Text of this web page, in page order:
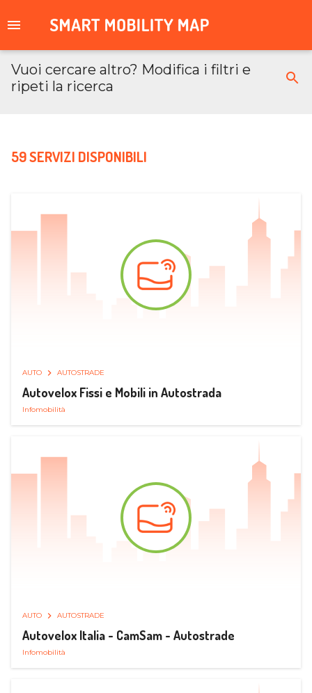
Vuoi cercare altro? Modifica i filtri e
ripeti la ricerca
59 SERVIZI DISPONIBILI
AUTO AUTOSTRADE
Autovelox Fissi e Mobili in Autostrada
Infomobilità
AUTO AUTOSTRADE
Autovelox Italia - CamSam - Autostrade
Infomobilità